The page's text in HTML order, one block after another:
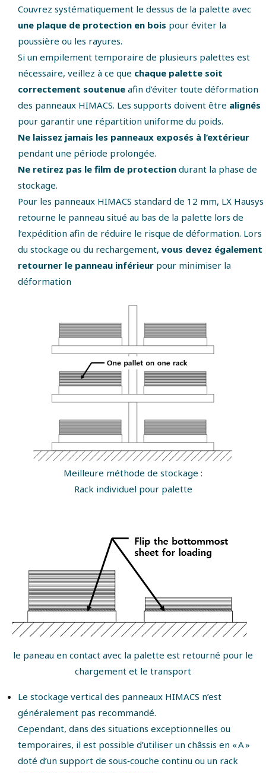
Couvrez systématiquement le dessus de la palette avec
une plaque de protection en bois pour éviter la
poussière ou les rayures.
Si un empilement temporaire de plusieurs palettes est
nécessaire, veillez à ce que chaque palette soit
correctement soutenue afin d’éviter toute déformation
des panneaux HIMACS. Les supports doivent être alignés
pour garantir une répartition uniforme du poids.
Ne laissez jamais les panneaux exposés à l’extérieur
pendant une période prolongée.
Ne retirez pas le film de protection durant la phase de
stockage.
Pour les panneaux HIMACS standard de 12 mm, LX Hausys
retourne le panneau situé au bas de la palette lors de
l’expédition afin de réduire le risque de déformation. Lors
du stockage ou du rechargement, vous devez également
retourner le panneau inférieur pour minimiser la
déformation
Meilleure méthode de stockage :
Rack individuel pour palette
le paneau en contact avec la palette est retourné pour le
chargement et le transport
Le stockage vertical des panneaux HIMACS n’est
généralement pas recommandé.
Cependant, dans des situations exceptionnelles ou
temporaires, il est possible d’utiliser un châssis en « A »
doté d’un support de sous‑couche continu ou un rack